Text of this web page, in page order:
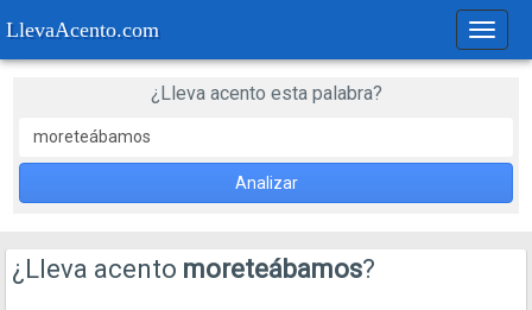
LlevaAcento.com
de
¿Lleva acento esta palabra?
Analizar
¿Lleva acento moreteábamos?